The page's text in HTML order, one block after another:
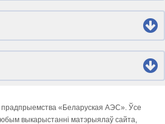
«Беларуская АЭС». Ўсе
выкарыстанні матэрыялаў сайта,